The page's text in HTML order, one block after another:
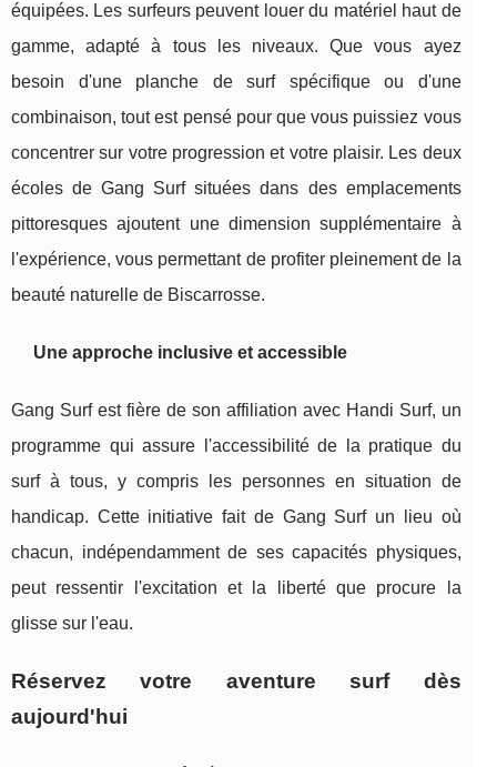
équipées. Les surfeurs peuvent louer du matériel haut de
gamme, adapté à tous les niveaux. Que vous ayez
besoin d'une planche de surf spécifique ou d'une
combinaison, tout est pensé pour que vous puissiez vous
concentrer sur votre progression et votre plaisir. Les deux
écoles de Gang Surf situées dans des emplacements
pittoresques ajoutent une dimension supplémentaire à
l'expérience, vous permettant de profiter pleinement de la
beauté naturelle de Biscarrosse.
Une approche inclusive et accessible
Gang Surf est fière de son affiliation avec Handi Surf, un
programme qui assure l'accessibilité de la pratique du
surf à tous, y compris les personnes en situation de
handicap. Cette initiative fait de Gang Surf un lieu où
chacun, indépendamment de ses capacités physiques,
peut ressentir l'excitation et la liberté que procure la
glisse sur l'eau.
Réservez votre aventure surf dès
aujourd'hui